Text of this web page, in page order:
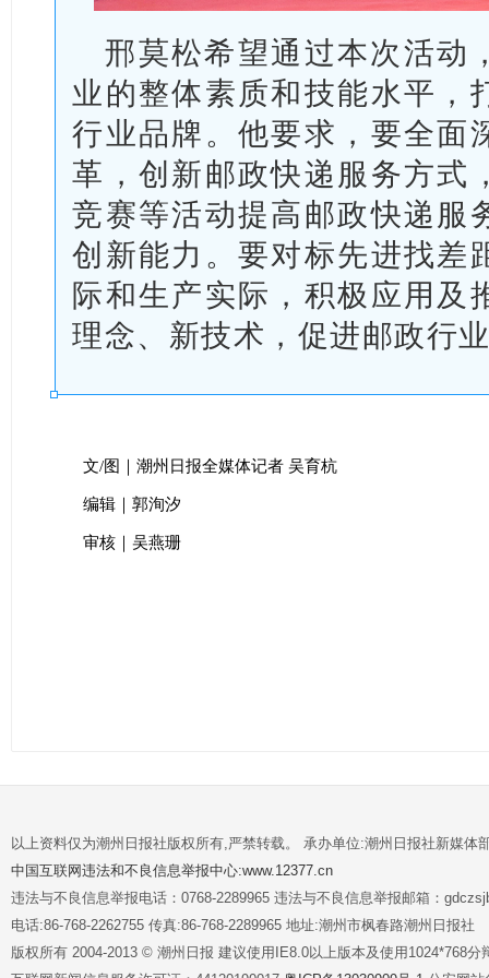
邢莫松希望通过本次活动
业的整体素质和技能水平，
行业品牌。他要求，要全面
革，创新邮政快递服务方式
竞赛等活动提高邮政快递服
创新能力。要对标先进找差
际和生产实际，积极应用及
理念、新技术，促进邮政行
文/图｜潮州日报全媒体记者 吴育杭
编辑｜郭洵汐
审核｜吴燕珊
以上资料仅为潮州日报社版权所有,严禁转载。 承办单位:潮州日报社新媒体
中国互联网违法和不良信息举报中心:www.12377.cn
违法与不良信息举报电话：0768-2289965 违法与不良信息举报邮箱：
电话:86-768-2262755 传真:86-768-2289965 地址:潮州市枫春路潮州日报社
版权所有 2004-2013 © 潮州日报 建议使用IE8.0以上版本及使用1024*768分